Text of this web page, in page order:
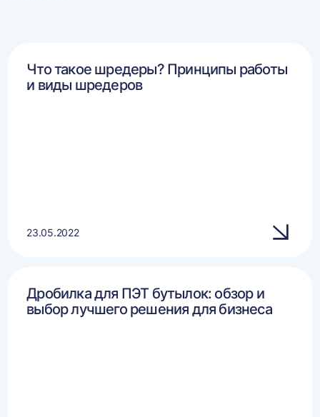
Что такое шредеры? Принципы работы
и виды шредеров
23.05.2022
Дробилка для ПЭТ бутылок: обзор и
выбор лучшего решения для бизнеса